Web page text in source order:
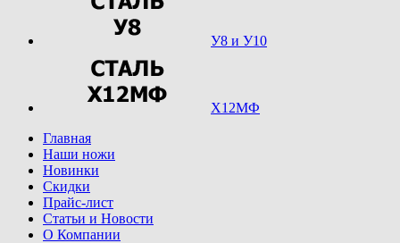
У8 и У10
Х12МФ
Главная
Наши ножи
Новинки
Скидки
Прайс-лист
Статьи и Новости
О Компании